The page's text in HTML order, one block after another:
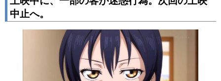
中止へ。